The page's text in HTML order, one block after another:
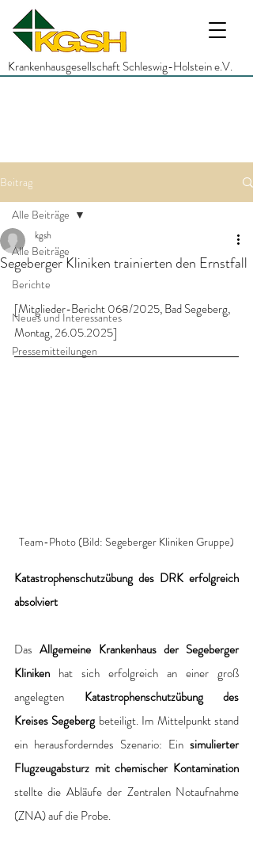
Krankenhausgesellschaft Schleswig-Holstein e.V.
Beitrag
Alle Beiträge
Berichte
Neues und Interessantes
Pressemitteilungen
Alle Beiträge
Segeberger Kliniken trainierten den Ernstfall
kgsh
[Mitglieder-Bericht 068/2025, Bad Segeberg,
Montag, 26.05.2025]
Team-Photo (Bild: Segeberger Kliniken Gruppe)
Katastrophenschutzübung des DRK erfolgreich
absolviert
Das Allgemeine Krankenhaus der Segeberger
Kliniken hat sich erfolgreich an einer groß
angelegten Katastrophenschutzübung des
Kreises Segeberg beteiligt. Im Mittelpunkt stand
ein herausforderndes Szenario: Ein simulierter
Flugzeugabsturz mit chemischer Kontamination
stellte die Abläufe der Zentralen Notaufnahme
(ZNA) auf die Probe.